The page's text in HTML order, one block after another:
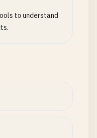
to understand